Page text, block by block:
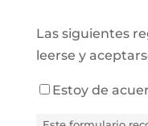
Las siguientes
leerse y
Estoy de